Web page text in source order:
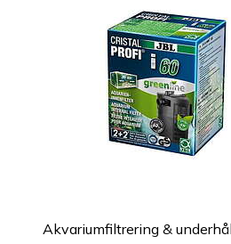
Akvariumfiltrering &